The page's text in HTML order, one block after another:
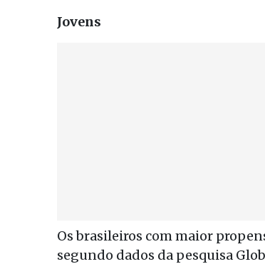
Jovens
Os brasileiros com maior
segundo dados da pesquisa